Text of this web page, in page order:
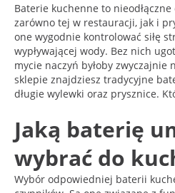
Baterie kuchenne to
zarówno tej w restauracji, jak i
one wygodnie kontrolować siłę
wypływającej wody. Bez nich
mycie naczyń byłoby zwyczajnie
sklepie znajdziesz tradycyjne
długie wylewki oraz prysznice.
Jaką baterię
wybrać do
Wybór odpowiedniej baterii